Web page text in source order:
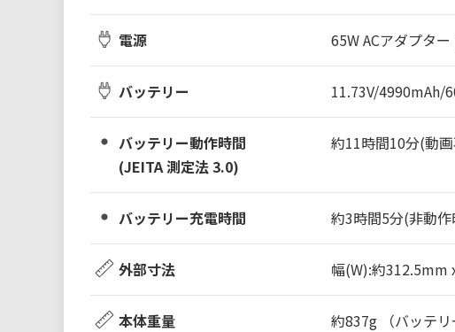
電源 65W ACアダプタ
バッテリー 11.73V/4990mAh/
バッテリー動作時間
(JEITA 測定法 3.0)
約11時間10分(動
バッテリー充電時間 約3時間5分(非動
外部寸法 幅(W):約312.5mm
本体重量
約837g （バッテリ